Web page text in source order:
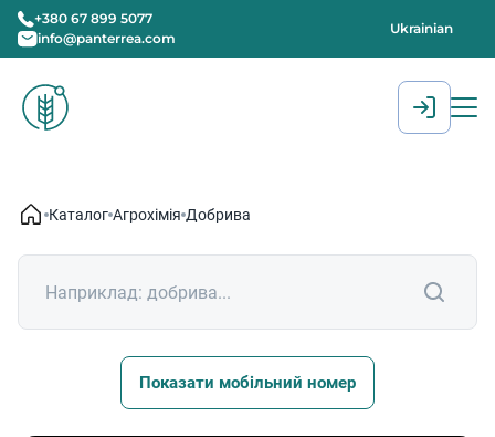
+380 67 899 5077
info@panterrea.com
Ukrainian
Каталог Агрохімія Добрива
Показати мобільний номер